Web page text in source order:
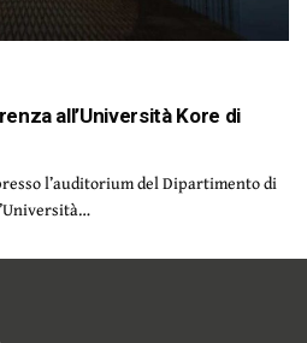
all’Università Kore di
l’auditorium del Dipartimento di